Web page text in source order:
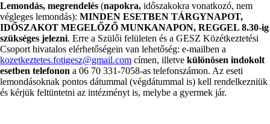
Lemondás, megrendelés (napokra, időszakokra vonatkozó, nem
végleges lemondás): MINDEN ESETBEN TÁRGYNAPOT,
IDŐSZAKOT MEGELŐZŐ MUNKANAPON, REGGEL 8.30-ig
szükséges jelezni. Erre a Szülői felületen és a GESZ Közétkeztetési
Csoport hivatalos elérhetőségein van lehetőség: e-mailben a
kozetkeztetes.fotigesz@gmail.com címen, illetve különösen indokolt
esetben telefonon a 06 70 331-7058-as telefonszámon. Az eseti
lemondásoknak pontos dátummal (végdátummal is) kell rendelkezniük
és kérjük feltüntetni az intézményt is, melybe a gyermek jár.